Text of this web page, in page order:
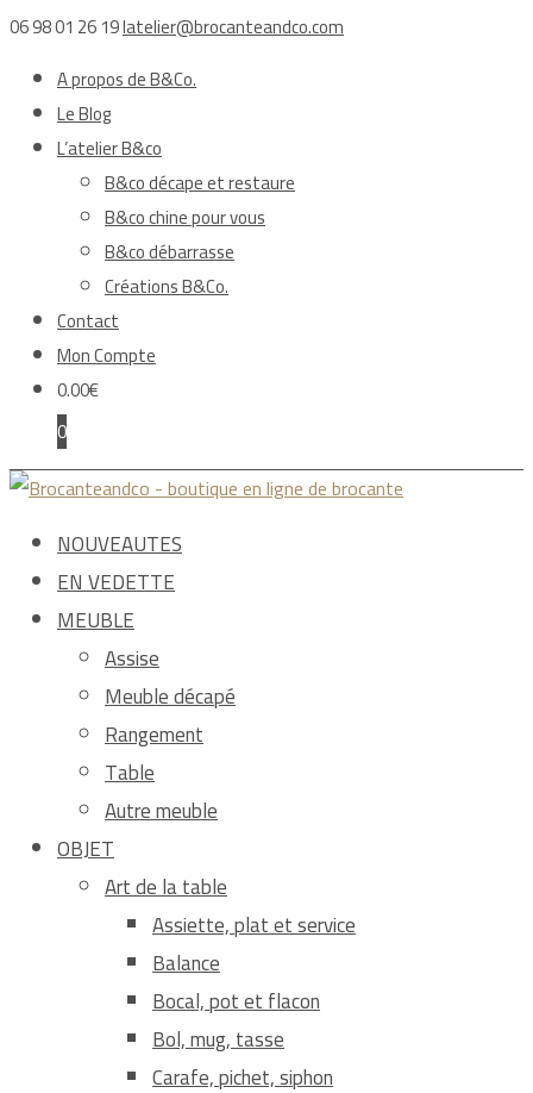
06 98 01 26 19latelier@brocanteandco.com
A propos de B&Co.
Le Blog
L’atelier B&co
B&co décape et restaure
B&co chine pour vous
B&co débarrasse
Créations B&Co.
Contact
Mon Compte
0.00€
0
NOUVEAUTES
EN VEDETTE
MEUBLE
Assise
Meuble décapé
Rangement
Table
Autre meuble
OBJET
Art de la table
Assiette, plat et service
Balance
Bocal, pot et flacon
Bol, mug, tasse
Carafe, pichet, siphon